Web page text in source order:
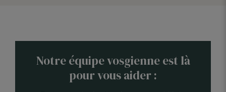
Notre équipe vosgienne est là
pour vous aider :